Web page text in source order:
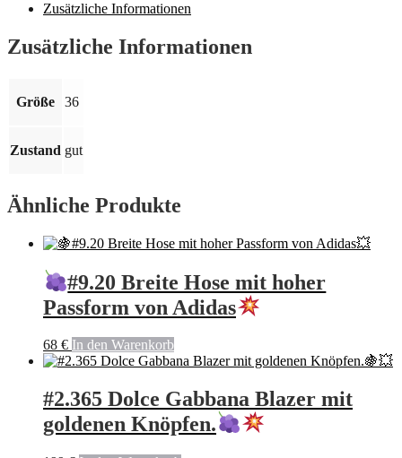
Menge
Zusätzliche Informationen
Zusätzliche Informationen
Größe 36
Zustand gut
Ähnliche Produkte
#9.20 Breite Hose mit hoher
Passform von Adidas
68 € In den Warenkorb
#2.365 Dolce Gabbana Blazer mit
goldenen Knöpfen.